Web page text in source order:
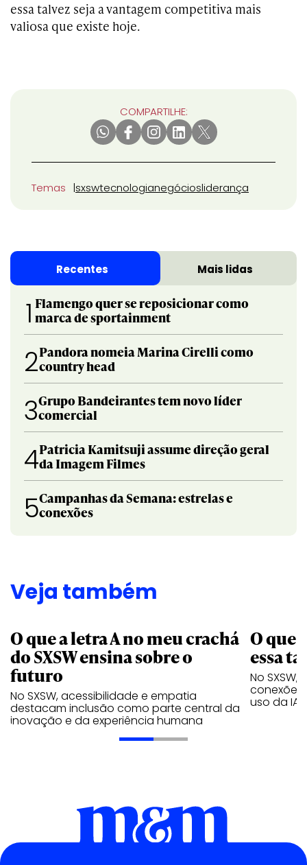
essa talvez seja a vantagem competitiva mais
valiosa que existe hoje.
COMPARTILHE:
Temas sxswtecnologianegóciosliderança
Recentes Mais lidas
1 Flamengo quer se reposicionar como
marca de sportainment
2Pandora nomeia Marina Cirelli como
country head
3Grupo Bandeirantes tem novo líder
comercial
4Patricia Kamitsuji assume direção geral
da Imagem Filmes
5Campanhas da Semana: estrelas e
conexões
Veja também
O que a letra A no meu crachá
do SXSW ensina sobre o
futuro
No SXSW, acessibilidade e empatia
destacam inclusão como parte central da
inovação e da experiência humana
O que
essa
No
conexões
uso da IA